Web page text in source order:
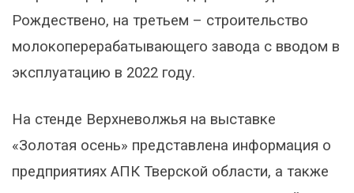
Рождествено, на третьем – строительство
молокоперерабатывающего завода с вводом в
эксплуатацию в 2022 году.
На стенде Верхневолжья на выставке
«Золотая осень» представлена информация о
предприятиях АПК Тверской области, а также